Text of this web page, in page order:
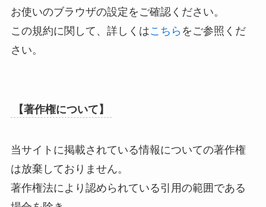
お使いのブラウザの設定をご確認ください。
この規約に関して、詳しくはこちら をご参照くだ
さい。
【著作権について】
当サイトに掲載されている情報についての著作権
は放棄しておりません。
著作権法により認められている引用の範囲である